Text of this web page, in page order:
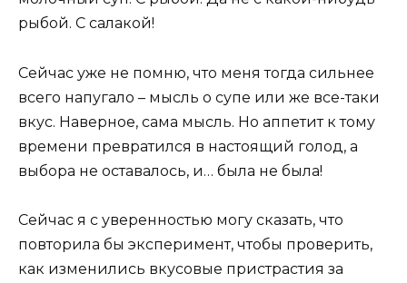
рыбой. С салакой!
Сейчас уже не помню, что меня тогда сильнее
всего напугало – мысль о супе или же все-таки
вкус. Наверное, сама мысль. Но аппетит к тому
времени превратился в настоящий голод, а
выбора не оставалось, и… была не была!
Сейчас я с уверенностью могу сказать, что
повторила бы эксперимент, чтобы проверить,
как изменились вкусовые пристрастия за